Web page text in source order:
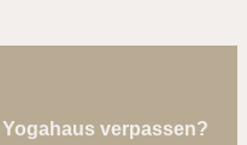
verpassen?